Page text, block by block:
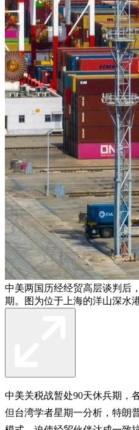
中美两国历经经贸高层谈判后
期。图为位于上海的洋山深水
中美关税战暂处90天休兵期，
但台湾学者星期一分析，特朗